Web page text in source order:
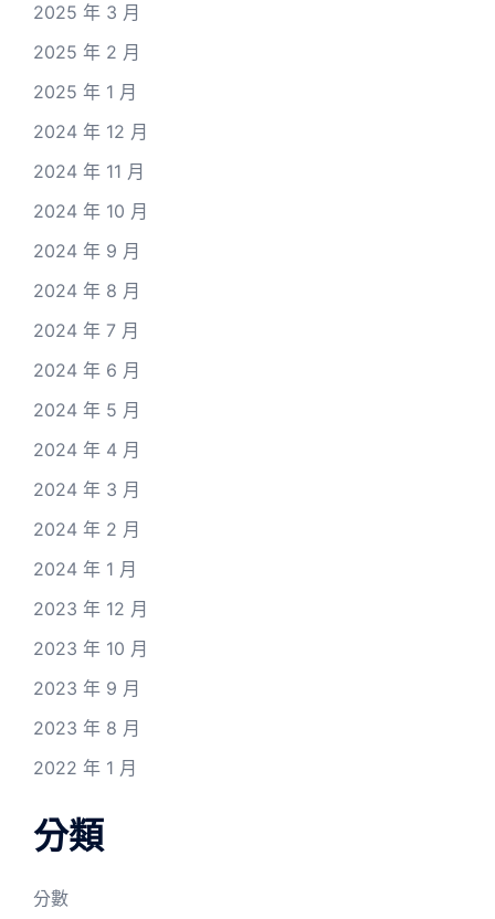
2025 年 3 月
2025 年 2 月
2025 年 1 月
2024 年 12 月
2024 年 11 月
2024 年 10 月
2024 年 9 月
2024 年 8 月
2024 年 7 月
2024 年 6 月
2024 年 5 月
2024 年 4 月
2024 年 3 月
2024 年 2 月
2024 年 1 月
2023 年 12 月
2023 年 10 月
2023 年 9 月
2023 年 8 月
2022 年 1 月
分類
分數